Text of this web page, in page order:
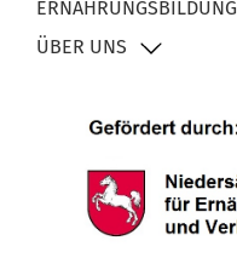
ERNÄHRUNGSBILDUNG
ÜBER UNS